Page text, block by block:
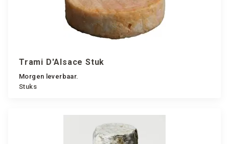
Trami D'Alsace Stuk
Morgen leverbaar.
Stuks